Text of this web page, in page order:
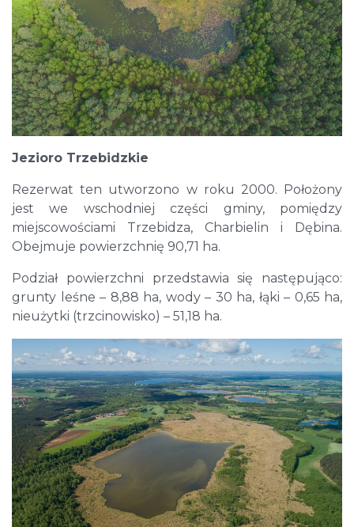
Jezioro Trzebidzkie
Rezerwat ten utworzono w roku 2000. Położony
jest we wschodniej części gminy, pomiędzy
miejscowościami Trzebidza, Charbielin i Dębina.
Obejmuje powierzchnię 90,71 ha.
Podział powierzchni przedstawia się następująco:
grunty leśne – 8,88 ha, wody – 30 ha, łąki – 0,65 ha,
nieużytki (trzcinowisko) – 51,18 ha.